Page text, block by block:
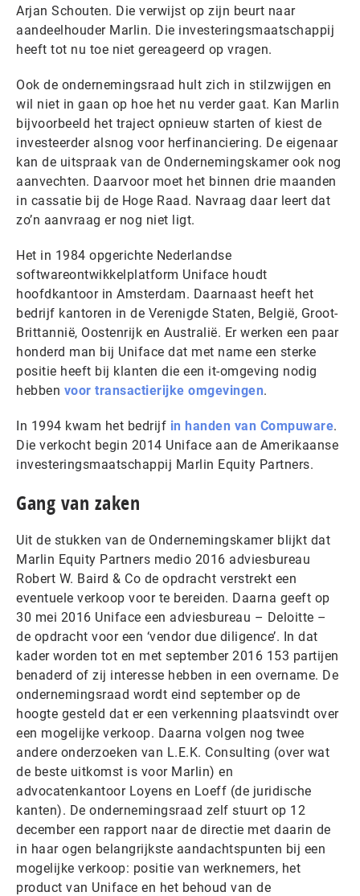
Arjan Schouten. Die verwijst op zijn beurt naar
aandeelhouder Marlin. Die investeringsmaatschappij
heeft tot nu toe niet gereageerd op vragen.
Ook de ondernemingsraad hult zich in stilzwijgen en
wil niet in gaan op hoe het nu verder gaat. Kan Marlin
bijvoorbeeld het traject opnieuw starten of kiest de
investeerder alsnog voor herfinanciering. De eigenaar
kan de uitspraak van de Ondernemingskamer ook nog
aanvechten. Daarvoor moet het binnen drie maanden
in cassatie bij de Hoge Raad. Navraag daar leert dat
zo’n aanvraag er nog niet ligt.
Het in 1984 opgerichte Nederlandse
softwareontwikkelplatform Uniface houdt
hoofdkantoor in Amsterdam. Daarnaast heeft het
bedrijf kantoren in de Verenigde Staten, België, Groot-
Brittannië, Oostenrijk en Australië. Er werken een paar
honderd man bij Uniface dat met name een sterke
positie heeft bij klanten die een it-omgeving nodig
hebben voor transactierijke omgevingen.
In 1994 kwam het bedrijf in handen van Compuware.
Die verkocht begin 2014 Uniface aan de Amerikaanse
investeringsmaatschappij Marlin Equity Partners.
Gang van zaken
Uit de stukken van de Ondernemingskamer blijkt dat
Marlin Equity Partners medio 2016 adviesbureau
Robert W. Baird & Co de opdracht verstrekt een
eventuele verkoop voor te bereiden. Daarna geeft op
30 mei 2016 Uniface een adviesbureau – Deloitte –
de opdracht voor een ‘vendor due diligence’. In dat
kader worden tot en met september 2016 153 partijen
benaderd of zij interesse hebben in een overname. De
ondernemingsraad wordt eind september op de
hoogte gesteld dat er een verkenning plaatsvindt over
een mogelijke verkoop. Daarna volgen nog twee
andere onderzoeken van L.E.K. Consulting (over wat
de beste uitkomst is voor Marlin) en
advocatenkantoor Loyens en Loeff (de juridische
kanten). De ondernemingsraad zelf stuurt op 12
december een rapport naar de directie met daarin de
in haar ogen belangrijkste aandachtspunten bij een
mogelijke verkoop: positie van werknemers, het
product van Uniface en het behoud van de